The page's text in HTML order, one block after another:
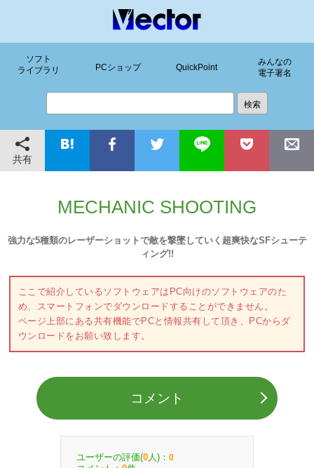
ソフト
ライブラリ
PCショップ QuickPoint
みんなの
電子署名
共有
MECHANIC SHOOTING
強力な5種類のレーザーショットで敵を撃墜していく超爽快なSFシューテ
ィング!!
ここで紹介しているソフトウェアはPC向けのソフトウェアのた
め、スマートフォンでダウンロードすることができません。
ページ上部にある共有機能でPCと情報共有して頂き、PCからダ
ウンロードをお願い致します。
コメント
ユーザーの評価(0 人)： 0